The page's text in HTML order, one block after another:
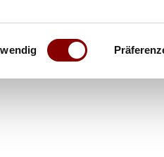
Arnholdt im